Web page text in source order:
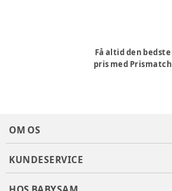
Få altid den bedste
pris med Prismatch
OM OS
KUNDESERVICE